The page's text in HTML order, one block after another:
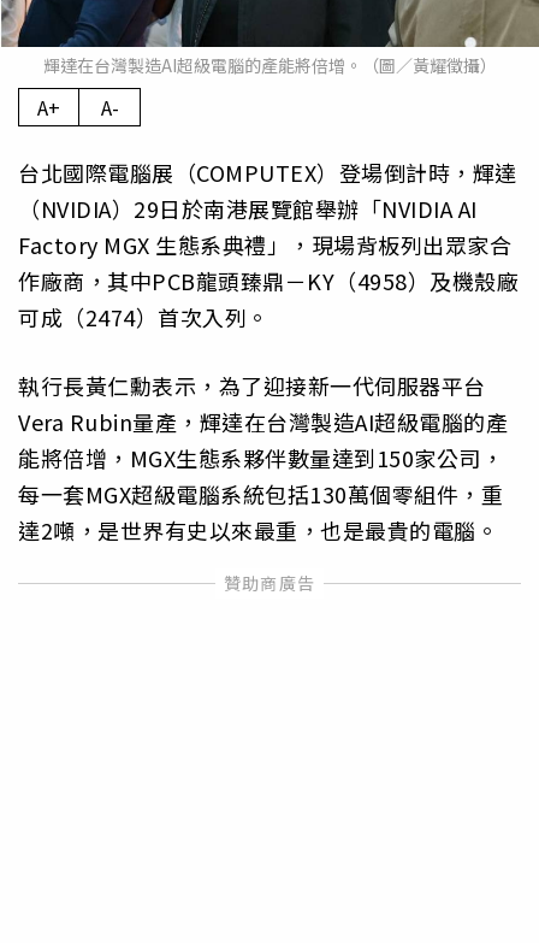
輝達在台灣製造AI超級電腦的產能將倍增。（圖／黃耀徵攝）
A+ A-
台北國際電腦展（COMPUTEX）登場倒計時，輝達
（NVIDIA）29日於南港展覽館舉辦「NVIDIA AI
Factory MGX 生態系典禮」，現場背板列出眾家合
作廠商，其中PCB龍頭臻鼎－KY（4958）及機殼廠
可成（2474）首次入列。
執行長黃仁勳表示，為了迎接新一代伺服器平台
Vera Rubin量產，輝達在台灣製造AI超級電腦的產
能將倍增，MGX生態系夥伴數量達到150家公司，
每一套MGX超級電腦系統包括130萬個零組件，重
達2噸，是世界有史以來最重，也是最貴的電腦。